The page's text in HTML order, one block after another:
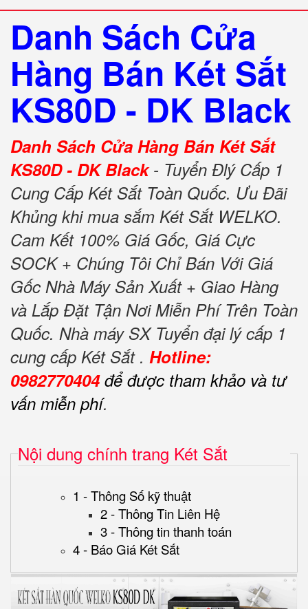
Danh Sách Cửa
Hàng Bán Két Sắt
KS80D - DK Black
Danh Sách Cửa Hàng Bán Két Sắt
KS80D - DK Black- Tuyển Đlý Cấp 1
Cung Cấp Két Sắt Toàn Quốc. Ưu Đãi
Khủng khi mua sắm Két Sắt WELKO.
Cam Kết 100% Giá Gốc, Giá Cực
SOCK + Chúng Tôi Chỉ Bán Với Giá
Gốc Nhà Máy Sản Xuất + Giao Hàng
và Lắp Đặt Tận Nơi Miễn Phí Trên Toàn
Quốc. Nhà máy SX Tuyển đại lý cấp 1
cung cấp Két Sắt . Hotline:
0982770404để được tham khảo và tư
vấn miễn phí.
Nội dung chính trang Két Sắt
1 - Thông Số kỹ thuật
2 - Thông Tin Liên Hệ
3 - Thông tin thanh toán
4 - Báo Giá Két Sắt